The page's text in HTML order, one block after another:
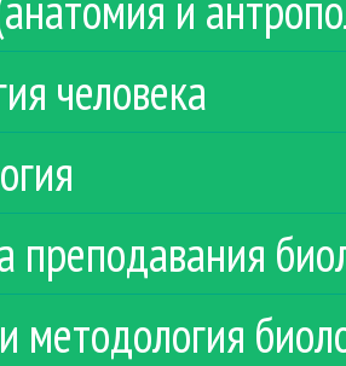
человека
преподавания
методология